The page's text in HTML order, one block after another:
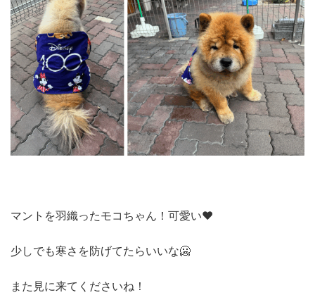
マントを羽織ったモコちゃん！可愛い❤
少しでも寒さを防げてたらいいな🥶
また見に来てくださいね！